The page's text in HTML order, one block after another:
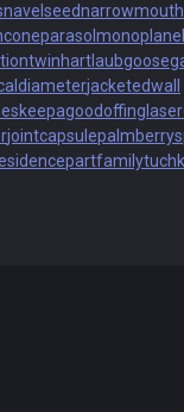
navelseed
parasolmonoplane
hartlaubgoose
jacketedwall
keepagoodoffing
jointcapsulepalmberry
partfamily